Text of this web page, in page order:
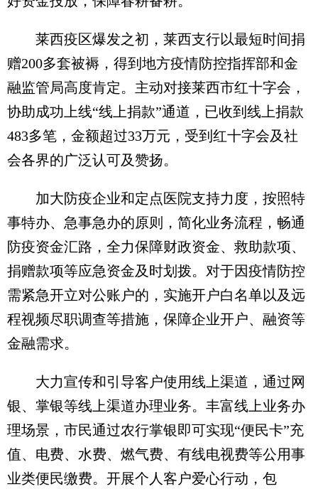
莱西疫区爆发之初，莱西支行以最短时间捐
赠200多套被褥，得到地方疫情防控指挥部和金
融监管局高度肯定。主动对接莱西市红十字会，
协助成功上线“线上捐款”通道，已收到线上捐款
483多笔，金额超过33万元，受到红十字会及社
会各界的广泛认可及赞扬。
加大防疫企业和定点医院支持力度，按照特
事特办、急事急办的原则，简化业务流程，畅通
防疫资金汇路，全力保障财政资金、救助款项、
捐赠款项等应急资金及时划拨。对于因疫情防控
需紧急开立对公账户的，实施开户白名单以及远
程视频尽职调查等措施，保障企业开户、融资等
金融需求。
大力宣传和引导客户使用线上渠道，通过网
银、掌银等线上渠道办理业务。丰富线上业务办
理场景，市民通过农行掌银即可实现“便民卡”充
值、电费、水费、燃气费、有线电视费等公用事
业类便民缴费。开展个人客户爱心行动，包